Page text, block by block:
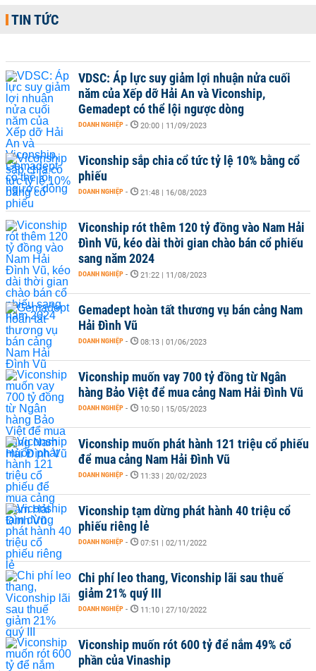
TIN TỨC
VDSC: Áp lực suy giảm lợi nhuận nửa cuối
năm của Xếp dỡ Hải An và Viconship,
Gemadept có thể lội ngược dòng
DOANH NGHIỆP - 20:00 | 11/09/2023
Viconship sắp chia cổ tức tỷ lệ 10% bằng cổ
phiếu
DOANH NGHIỆP - 21:48 | 16/08/2023
Viconship rót thêm 120 tỷ đồng vào Nam Hải
Đình Vũ, kéo dài thời gian chào bán cổ phiếu
sang năm 2024
DOANH NGHIỆP - 21:22 | 11/08/2023
Gemadept hoàn tất thương vụ bán cảng Nam
Hải Đình Vũ
DOANH NGHIỆP - 08:13 | 01/06/2023
Viconship muốn vay 700 tỷ đồng từ Ngân
hàng Bảo Việt để mua cảng Nam Hải Đình Vũ
DOANH NGHIỆP - 10:50 | 15/05/2023
Viconship muốn phát hành 121 triệu cổ phiếu
để mua cảng Nam Hải Đình Vũ
DOANH NGHIỆP - 11:33 | 20/02/2023
Viconship tạm dừng phát hành 40 triệu cổ
phiếu riêng lẻ
DOANH NGHIỆP - 07:51 | 02/11/2022
Chi phí leo thang, Viconship lãi sau thuế
giảm 21% quý III
DOANH NGHIỆP - 11:10 | 27/10/2022
Viconship muốn rót 600 tỷ để nắm 49% cổ
phần của Vinaship